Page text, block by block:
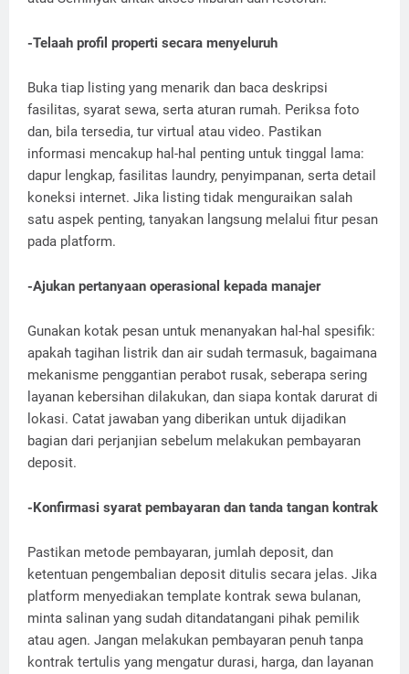
-Telaah profil properti secara menyeluruh
Buka tiap listing yang menarik dan baca deskripsi
fasilitas, syarat sewa, serta aturan rumah. Periksa foto
dan, bila tersedia, tur virtual atau video. Pastikan
informasi mencakup hal-hal penting untuk tinggal lama:
dapur lengkap, fasilitas laundry, penyimpanan, serta detail
koneksi internet. Jika listing tidak menguraikan salah
satu aspek penting, tanyakan langsung melalui fitur pesan
pada platform.
-Ajukan pertanyaan operasional kepada manajer
Gunakan kotak pesan untuk menanyakan hal-hal spesifik:
apakah tagihan listrik dan air sudah termasuk, bagaimana
mekanisme penggantian perabot rusak, seberapa sering
layanan kebersihan dilakukan, dan siapa kontak darurat di
lokasi. Catat jawaban yang diberikan untuk dijadikan
bagian dari perjanjian sebelum melakukan pembayaran
deposit.
-Konfirmasi syarat pembayaran dan tanda tangan kontrak
Pastikan metode pembayaran, jumlah deposit, dan
ketentuan pengembalian deposit ditulis secara jelas. Jika
platform menyediakan template kontrak sewa bulanan,
minta salinan yang sudah ditandatangani pihak pemilik
atau agen. Jangan melakukan pembayaran penuh tanpa
kontrak tertulis yang mengatur durasi, harga, dan layanan